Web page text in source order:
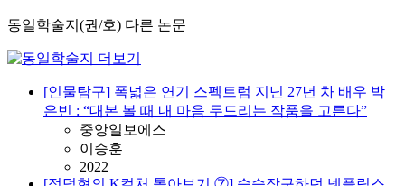
동일학술지(권/호) 다른 논문
[인물탐구] 폭넓은 연기 스펙트럼 지닌 27년 차 배우 박
은빈 : “대본 볼 때 내 마음 두드리는 작품을 고른다”
중앙일보에스
이승훈
2022